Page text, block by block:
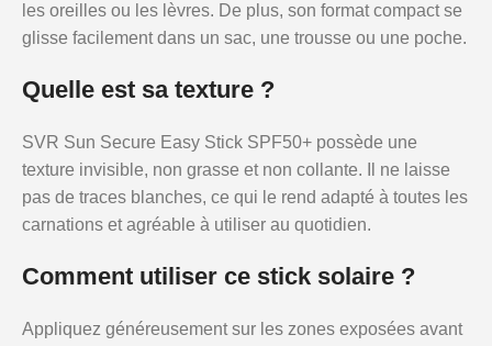
les oreilles ou les lèvres. De plus, son format compact se
glisse facilement dans un sac, une trousse ou une poche.
Quelle est sa texture ?
SVR Sun Secure Easy Stick SPF50+ possède une
texture invisible, non grasse et non collante. Il ne laisse
pas de traces blanches, ce qui le rend adapté à toutes les
carnations et agréable à utiliser au quotidien.
Comment utiliser ce stick solaire ?
Appliquez généreusement sur les zones exposées avant